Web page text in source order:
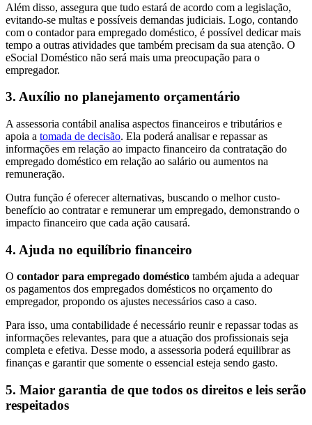
Além disso, assegura que tudo estará de acordo com a legislação,
evitando-se multas e possíveis demandas judiciais. Logo, contando
com o contador para empregado doméstico, é possível dedicar mais
tempo a outras atividades que também precisam da sua atenção. O
eSocial Doméstico não será mais uma preocupação para o
empregador.
3. Auxílio no planejamento orçamentário
A assessoria contábil analisa aspectos financeiros e tributários e
apoia a tomada de decisão. Ela poderá analisar e repassar as
informações em relação ao impacto financeiro da contratação do
empregado doméstico em relação ao salário ou aumentos na
remuneração.
Outra função é oferecer alternativas, buscando o melhor custo-
benefício ao contratar e remunerar um empregado, demonstrando o
impacto financeiro que cada ação causará.
4. Ajuda no equilíbrio financeiro
O contador para empregado doméstico também ajuda a adequar
os pagamentos dos empregados domésticos no orçamento do
empregador, propondo os ajustes necessários caso a caso.
Para isso, uma contabilidade é necessário reunir e repassar todas as
informações relevantes, para que a atuação dos profissionais seja
completa e efetiva. Desse modo, a assessoria poderá equilibrar as
finanças e garantir que somente o essencial esteja sendo gasto.
5. Maior garantia de que todos os direitos e leis serão
respeitados